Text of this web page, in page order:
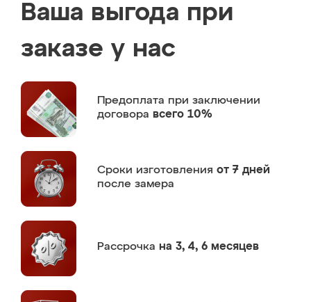
Ваша выгода при
заказе у нас
Предоплата при заключении
договора всего 10%
Сроки изготовления от 7 дней
после замера
Рассрочка на 3, 4, 6 месяцев